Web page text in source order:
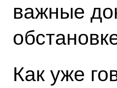
важные
Как уже